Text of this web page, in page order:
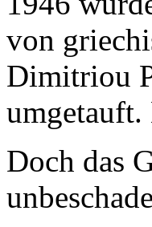
von
Dimitriou
umgetauft.
Doch das